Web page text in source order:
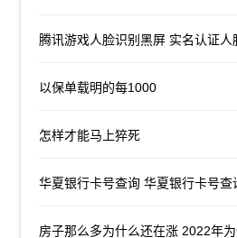
腾讯游戏人脸识别黑屏 实名认证人
以保单载明的每1000
怎样才能马上猝死
华夏银行卡号查询 华夏银行卡号查
房子那么多为什么还在涨 2022年